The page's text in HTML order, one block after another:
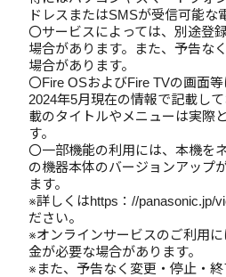
ドレスまたはSMSが受信可能な
〇サービスによっては、別途登
場合があります。また、予告な
場合があります。
〇Fire OSおよびFire TVの画面等
2024年5月現在の情報で記載し
載のタイトルやメニューは実際
す。
〇一部機能の利用には、本機を
の機器本体のバージョンアップ
ます。
※詳しくはhttps：//panasonic.jp/
ださい。
※オンラインサービスのご利用
金が必要な場合があります。
※また、予告なく変更・停止・終